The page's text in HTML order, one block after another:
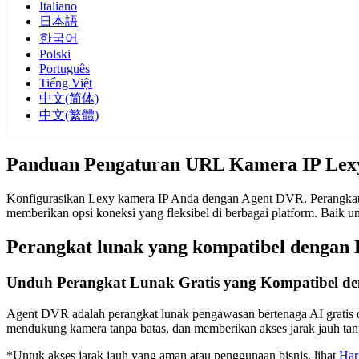
Italiano
日本語
한국어
Polski
Português
Tiếng Việt
中文(简体)
中文(繁體)
Panduan Pengaturan URL Kamera IP
Konfigurasikan Lexy kamera IP Anda dengan Agent DVR.
memberikan opsi koneksi yang fleksibel di berbagai platform. Baik
Perangkat lunak yang kompatibel dengan
Unduh Perangkat Lunak Gratis yang Kompatibel
Agent DVR adalah perangkat lunak pengawasan bertenaga AI
mendukung kamera tanpa batas, dan memberikan akses jarak jauh
*Untuk akses jarak jauh yang aman atau penggunaan bisnis, lihat